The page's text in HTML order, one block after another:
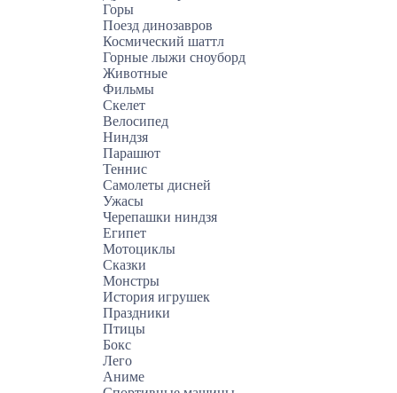
Горы
Поезд динозавров
Космический шаттл
Горные лыжи сноуборд
Животные
Фильмы
Скелет
Велосипед
Ниндзя
Парашют
Теннис
Самолеты дисней
Ужасы
Черепашки ниндзя
Египет
Мотоциклы
Сказки
Монстры
История игрушек
Праздники
Птицы
Бокс
Лего
Аниме